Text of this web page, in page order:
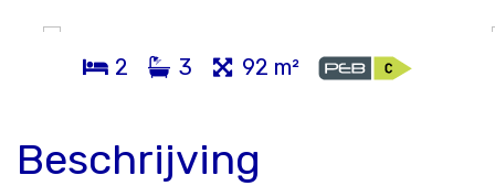
2 3 92 m²
Beschrijving